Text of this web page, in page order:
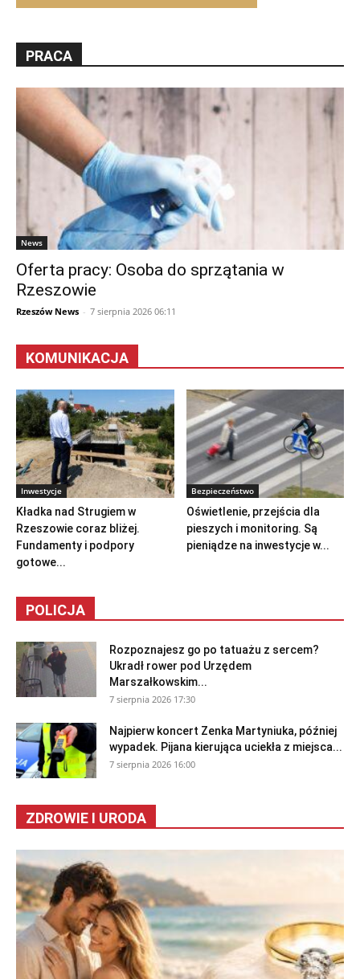
PRACA
News
Oferta pracy: Osoba do sprzątania w
Rzeszowie
Rzeszów News - 7 sierpnia 2026 06:11
KOMUNIKACJA
Inwestycje
Kładka nad Strugiem w
Rzeszowie coraz bliżej.
Fundamenty i podpory
gotowe...
Bezpieczeństwo
Oświetlenie, przejścia dla
pieszych i monitoring. Są
pieniądze na inwestycje w...
POLICJA
Rozpoznajesz go po tatuażu z sercem?
Ukradł rower pod Urzędem
Marszałkowskim...
7 sierpnia 2026 17:30
Najpierw koncert Zenka Martyniuka, później
wypadek. Pijana kierująca uciekła z miejsca...
7 sierpnia 2026 16:00
ZDROWIE I URODA